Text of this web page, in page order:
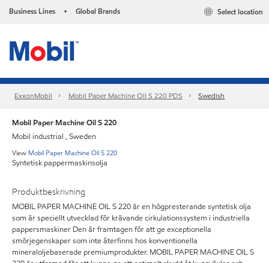
Business Lines • Global Brands Select location
ExxonMobil Mobil Paper Machine Oil S 220 PDS Swedish
Mobil Paper Machine Oil S 220
Mobil industrial , Sweden
View Mobil Paper Machine Oil S 220
Syntetisk pappermaskinsolja
Produktbeskrivning
MOBIL PAPER MACHINE OIL S 220 är en högpresterande syntetisk olja
som är speciellt utvecklad för krävande cirkulationssystem i industriella
pappersmaskiner Den är framtagen för att ge exceptionella
smörjegenskaper som inte återfinns hos konventionella
mineraloljebaserade premiumprodukter. MOBIL PAPER MACHINE OIL S